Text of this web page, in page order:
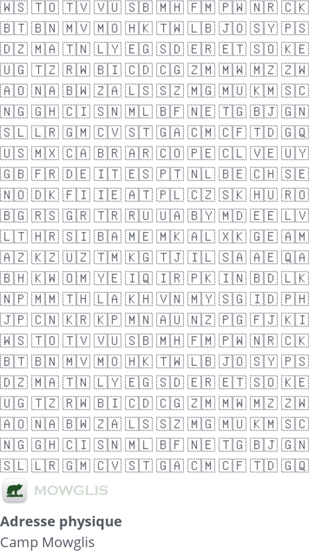
🇼🇸🇹🇴🇹🇻🇻🇺🇸🇧🇲🇭🇫🇲🇵🇼🇳🇷🇨🇰
🇧🇹🇧🇳🇲🇻🇲🇴🇭🇰🇹🇼🇱🇧🇯🇴🇸🇾🇵🇸
🇩🇿🇲🇦🇹🇳🇱🇾🇪🇬🇸🇩🇪🇷🇪🇹🇸🇴🇰🇪
🇺🇬🇹🇿🇷🇼🇧🇮🇨🇩🇨🇬🇿🇲🇲🇼🇲🇿🇿🇼
🇦🇴🇳🇦🇧🇼🇿🇦🇱🇸🇸🇿🇲🇬🇲🇺🇰🇲🇸🇨
🇳🇬🇬🇭🇨🇮🇸🇳🇲🇱🇧🇫🇳🇪🇹🇬🇧🇯🇬🇳
🇸🇱🇱🇷🇬🇲🇨🇻🇸🇹🇬🇦🇨🇲🇨🇫🇹🇩🇬🇶
🇺🇸🇲🇽🇨🇦🇧🇷🇦🇷🇨🇴🇵🇪🇨🇱🇻🇪🇺🇾
🇬🇧🇫🇷🇩🇪🇮🇹🇪🇸🇵🇹🇳🇱🇧🇪🇨🇭🇸🇪
🇳🇴🇩🇰🇫🇮🇮🇪🇦🇹🇵🇱🇨🇿🇸🇰🇭🇺🇷🇴
🇧🇬🇷🇸🇬🇷🇹🇷🇷🇺🇺🇦🇧🇾🇲🇩🇪🇪🇱🇻
🇱🇹🇭🇷🇸🇮🇧🇦🇲🇪🇲🇰🇦🇱🇽🇰🇬🇪🇦🇲
🇦🇿🇰🇿🇺🇿🇹🇲🇰🇬🇹🇯🇮🇱🇸🇦🇦🇪🇶🇦
🇧🇭🇰🇼🇴🇲🇾🇪🇮🇶🇮🇷🇵🇰🇮🇳🇧🇩🇱🇰
🇳🇵🇲🇲🇹🇭🇱🇦🇰🇭🇻🇳🇲🇾🇸🇬🇮🇩🇵🇭
🇯🇵🇨🇳🇰🇷🇰🇵🇲🇳🇦🇺🇳🇿🇵🇬🇫🇯🇰🇮
🇼🇸🇹🇴🇹🇻🇻🇺🇸🇧🇲🇭🇫🇲🇵🇼🇳🇷🇨🇰
🇧🇹🇧🇳🇲🇻🇲🇴🇭🇰🇹🇼🇱🇧🇯🇴🇸🇾🇵🇸
🇩🇿🇲🇦🇹🇳🇱🇾🇪🇬🇸🇩🇪🇷🇪🇹🇸🇴🇰🇪
🇺🇬🇹🇿🇷🇼🇧🇮🇨🇩🇨🇬🇿🇲🇲🇼🇲🇿🇿🇼
🇦🇴🇳🇦🇧🇼🇿🇦🇱🇸🇸🇿🇲🇬🇲🇺🇰🇲🇸🇨
🇳🇬🇬🇭🇨🇮🇸🇳🇲🇱🇧🇫🇳🇪🇹🇬🇧🇯🇬🇳
🇸🇱🇱🇷🇬🇲🇨🇻🇸🇹🇬🇦🇨🇲🇨🇫🇹🇩🇬🇶
Adresse physique
Camp Mowglis